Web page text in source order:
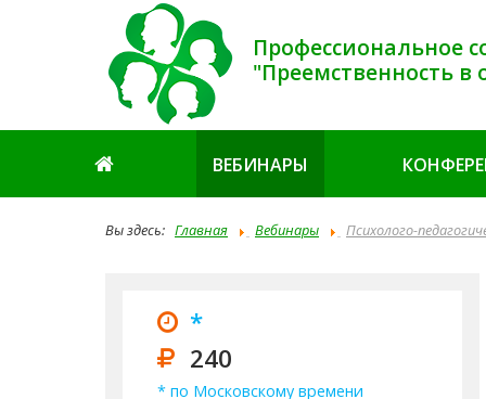
Профессиональное
"Преемственность в
ВЕБИНАРЫ
Вы здесь: Главная Вебинары Психолого-
*
240
* по Московскому времени